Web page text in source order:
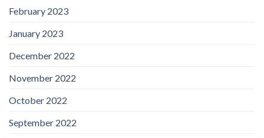
February 2023
January 2023
December 2022
November 2022
October 2022
September 2022